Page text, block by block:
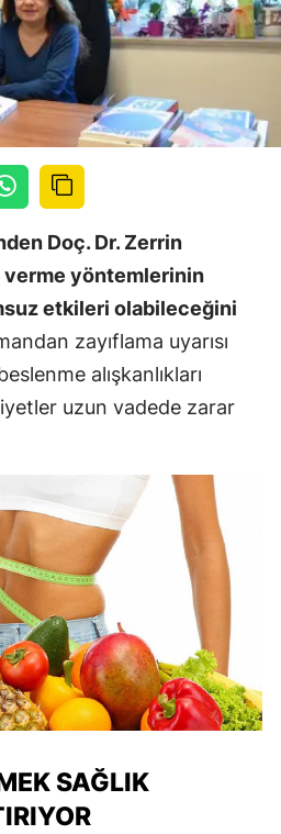
Doç. Dr. Zerrin
verme yöntemlerinin
etkileri olabileceğini
zayıflama uyarısı
alışkanlıkları
uzun vadede zarar
SAĞLIK